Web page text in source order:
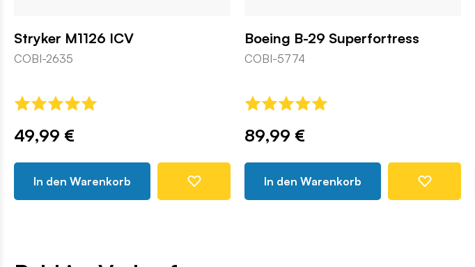
Stryker M1126 ICV
COBI-2635
49,99 €
In den Warenkorb
Boeing B-29 Superfortress
COBI-5774
89,99 €
In den Warenkorb